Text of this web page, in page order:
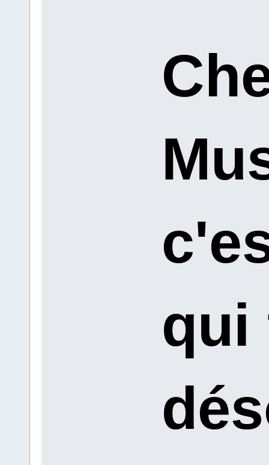
qui